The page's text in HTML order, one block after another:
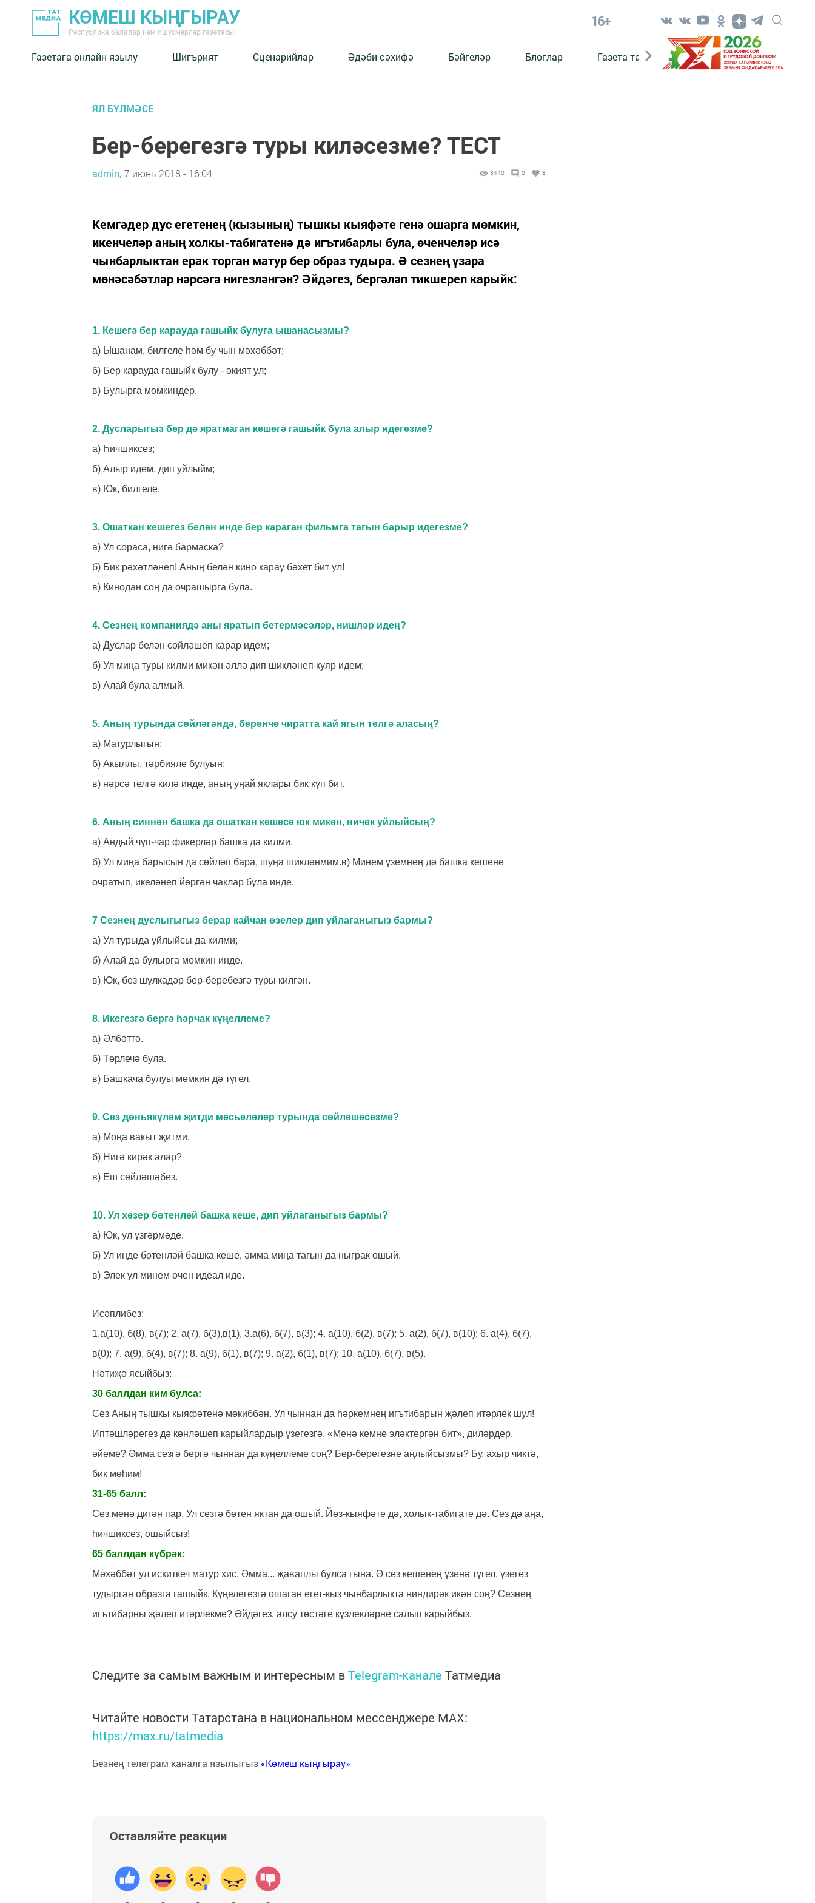
КӨМЕШ КЫҢГЫРАУ
Республика балалар һәм яшүсмерләр газетасы
16+
Газетага онлайн язылу Шигърият Сценарийлар Әдәби сәхифә Бәйгеләр Блоглар Газета тарихы Әкият Әкият
ЯЛ БҮЛМӘСЕ
Бер-берегезгә туры киләсезме? ТЕСТ
admin, 7 июнь 2018 - 16:04 3440 0 3
Кемгәдер дус егетенең (кызының) тышкы кыяфәте генә ошарга мөмкин,
икенчеләр аның холкы-табигатенә дә игътибарлы була, өченчеләр исә
чынбарлыктан ерак торган матур бер образ тудыра. Ә сезнең үзара
мөнәсәбәтләр нәрсәгә нигезләнгән? Әйдәгез, бергәләп тикшереп карыйк:
1. Кешегә бер карауда гашыйк булуга ышанасызмы?
а) Ышанам, билгеле һәм бу чын мәхәббәт;
б) Бер карауда гашыйк булу - әкият ул;
в) Булырга мөмкиндер.
2. Дусларыгыз бер дә яратмаган кешегә гашыйк була алыр идегезме?
а) Һичшиксез;
б) Алыр идем, дип уйлыйм;
в) Юк, билгеле.
3. Ошаткан кешегез белән инде бер караган фильмга тагын барыр идегезме?
а) Ул сораса, нигә бармаска?
б) Бик рәхәтләнеп! Аның белән кино карау бәхет бит ул!
в) Кинодан соң да очрашырга була.
4. Сезнең компаниядә аны яратып бетермәсәләр, нишләр идең?
а) Дуслар белән сөйләшеп карар идем;
б) Ул миңа туры килми микән әллә дип шикләнеп куяр идем;
в) Алай була алмый.
5. Аның турында сөйләгәндә, беренче чиратта кай ягын телгә аласың?
а) Матурлыгын;
б) Акыллы, тәрбияле булуын;
в) нәрсә телгә килә инде, аның уңай яклары бик күп бит.
6. Аның синнән башка да ошаткан кешесе юк микән, ничек уйлыйсың?
а) Андый чүп-чар фикерләр башка да килми.
б) Ул миңа барысын да сөйләп бара, шуңа шикләнмим.в) Минем үземнең дә башка кешене
очратып, икеләнеп йөргән чаклар була инде.
7 Сезнең дуслыгыгыз берар кайчан өзелер дип уйлаганыгыз бармы?
а) Ул турыда уйлыйсы да килми;
б) Алай да булырга мөмкин инде.
в) Юк, без шулкадәр бер-беребезгә туры килгән.
8. Икегезгә бергә һәрчак күңеллеме?
а) Әлбәттә.
б) Төрлечә була.
в) Башкача булуы мөмкин дә түгел.
9. Сез дөньякүләм җитди мәсьәләләр турында сөйләшәсезме?
а) Моңа вакыт җитми.
б) Нигә кирәк алар?
в) Еш сөйләшәбез.
10. Ул хәзер бөтенләй башка кеше, дип уйлаганыгыз бармы?
а) Юк, ул үзгәрмәде.
б) Ул инде бөтенләй башка кеше, әмма миңа тагын да ныграк ошый.
в) Элек ул минем өчен идеал иде.
Исәплибез:
1.а(10), б(8), в(7); 2. а(7), б(3),в(1), 3.а(6), б(7), в(3); 4. а(10), б(2), в(7); 5. а(2), б(7), в(10); 6. а(4), б(7),
в(0); 7. а(9), б(4), в(7); 8. а(9), б(1), в(7); 9. а(2), б(1), в(7); 10. а(10), б(7), в(5).
Нәтиҗә ясыйбыз:
30 баллдан ким булса:
Сез Аның тышкы кыяфәтенә мөкиббән. Ул чыннан да һәркемнең игътибарын җәлеп итәрлек шул!
Иптәшләрегез дә көнләшеп карыйлардыр үзегезгә, «Менә кемне эләктергән бит», диләрдер,
әйеме? Әмма сезгә бергә чыннан да күңеллеме соң? Бер-берегезне аңлыйсызмы? Бу, ахыр чиктә,
бик мөһим!
31-65 балл:
Сез менә дигән пар. Ул сезгә бөтен яктан да ошый. Йөз-кыяфәте дә, холык-табигате дә. Сез дә аңа,
һичшиксез, ошыйсыз!
65 баллдан күбрәк:
Мәхәббәт ул искиткеч матур хис. Әмма... җаваплы булса гына. Ә сез кешенең үзенә түгел, үзегез
тудырган образга гашыйк. Күңелегезгә ошаган егет-кыз чынбарлыкта ниндирәк икән соң? Сезнең
игътибарны җәлеп итәрлекме? Әйдәгез, алсу төстәге күзлекләрне салып карыйбыз.
Следите за самым важным и интересным вTelegram-канале Татмедиа
Читайте новости Татарстана в национальном мессенджере MАХ:
https://max.ru/tatmedia
Безнең телеграм каналга язылыгыз «Көмеш кыңгырау»
Оставляйте реакции